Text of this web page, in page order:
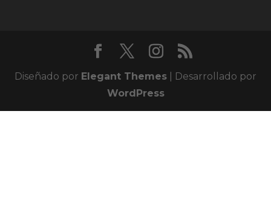
Diseñado por Elegant Themes | Desarrollado por
WordPress